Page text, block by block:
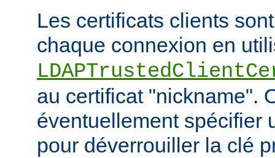
Les certificats clients
chaque connexion en
au certificat "nickname".
éventuellement spécifier
pour déverrouiller la clé